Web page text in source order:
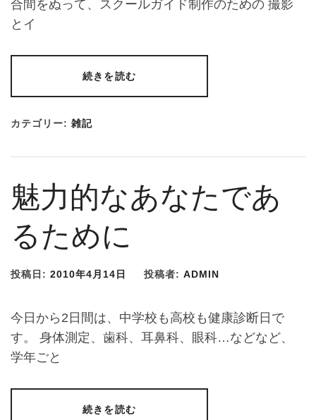
合間をぬって、スクールガイド制作のための 撮影
とイ
続きを読む
カテゴリー: 雑記
魅力的なあなたであ
るために
投稿日: 2010年4月14日 投稿者: ADMIN
今日から2日間は、中学校も高校も健康診断日で
す。 身体測定、歯科、耳鼻科、眼科…などなど、
学年ごと
続きを読む